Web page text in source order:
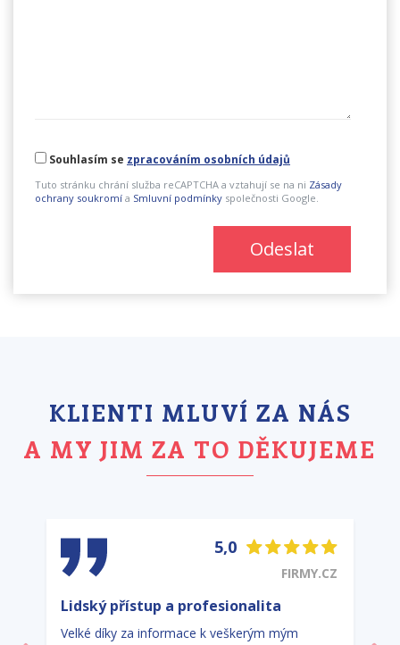
Souhlasím se zpracováním osobních údajů
Tuto stránku chrání služba reCAPTCHA a vztahují se na ni Zásady
ochrany soukromí a Smluvní podmínky společnosti Google.
Odeslat
KLIENTI MLUVÍ ZA NÁS
A MY JIM ZA TO DĚKUJEME
5,0
FIRMY.CZ
Lidský přístup a profesionalita
Velké díky za informace k veškerým mým